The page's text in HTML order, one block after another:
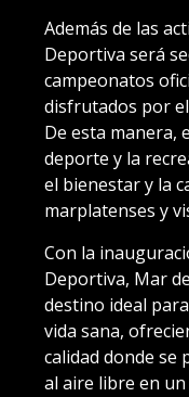
Además de las
Deportiva será
campeonatos
disfrutados por
De esta manera,
deporte y la
el bienestar y la
marplatenses y
Con la
Deportiva, Mar
destino ideal
vida sana,
calidad donde se
al aire libre en